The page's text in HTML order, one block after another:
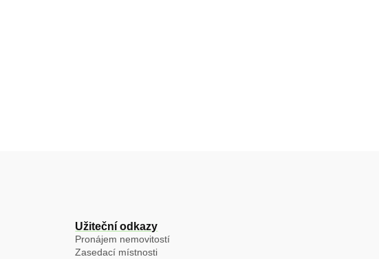
Užiteční odkazy
Pronájem nemovitostí
Zasedací místnosti